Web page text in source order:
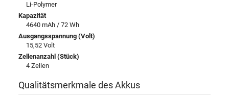
Li-Polymer
Kapazität
4640 mAh / 72 Wh
Ausgangsspannung (Volt)
15,52 Volt
Zellenanzahl (Stück)
4 Zellen
Qualitätsmerkmale des Akkus